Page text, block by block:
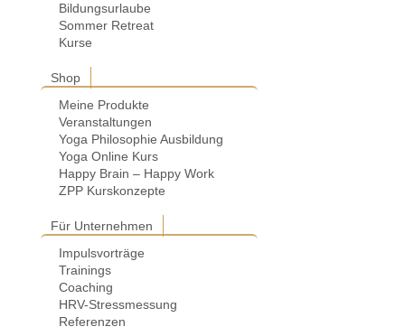
Bildungsurlaube
Sommer Retreat
Kurse
Shop
Meine Produkte
Veranstaltungen
Yoga Philosophie Ausbildung
Yoga Online Kurs
Happy Brain – Happy Work
ZPP Kurskonzepte
Für Unternehmen
Impulsvorträge
Trainings
Coaching
HRV-Stressmessung
Referenzen